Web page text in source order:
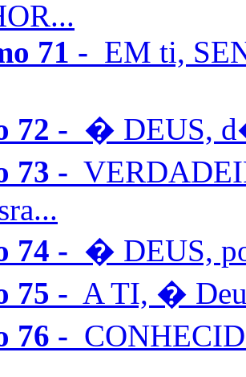
71 - EM ti,
72 - � DEUS,
73 -
74 - � DEUS,
75 - A TI, �
76 -